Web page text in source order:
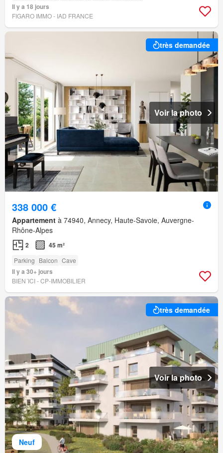
Il y a 18 jours
FIGARO IMMO - IAD FRANCE
très demandée
Voir la photo
338 000 €
Appartement à 74940, Annecy, Haute-Savoie, Auvergne-
Rhône-Alpes
2 45 m²
Parking Balcon Cave
Il y a 30+ jours
BIEN´ICI - CP-IMMOBILIER
Neuf
très demandée
Voir la photo